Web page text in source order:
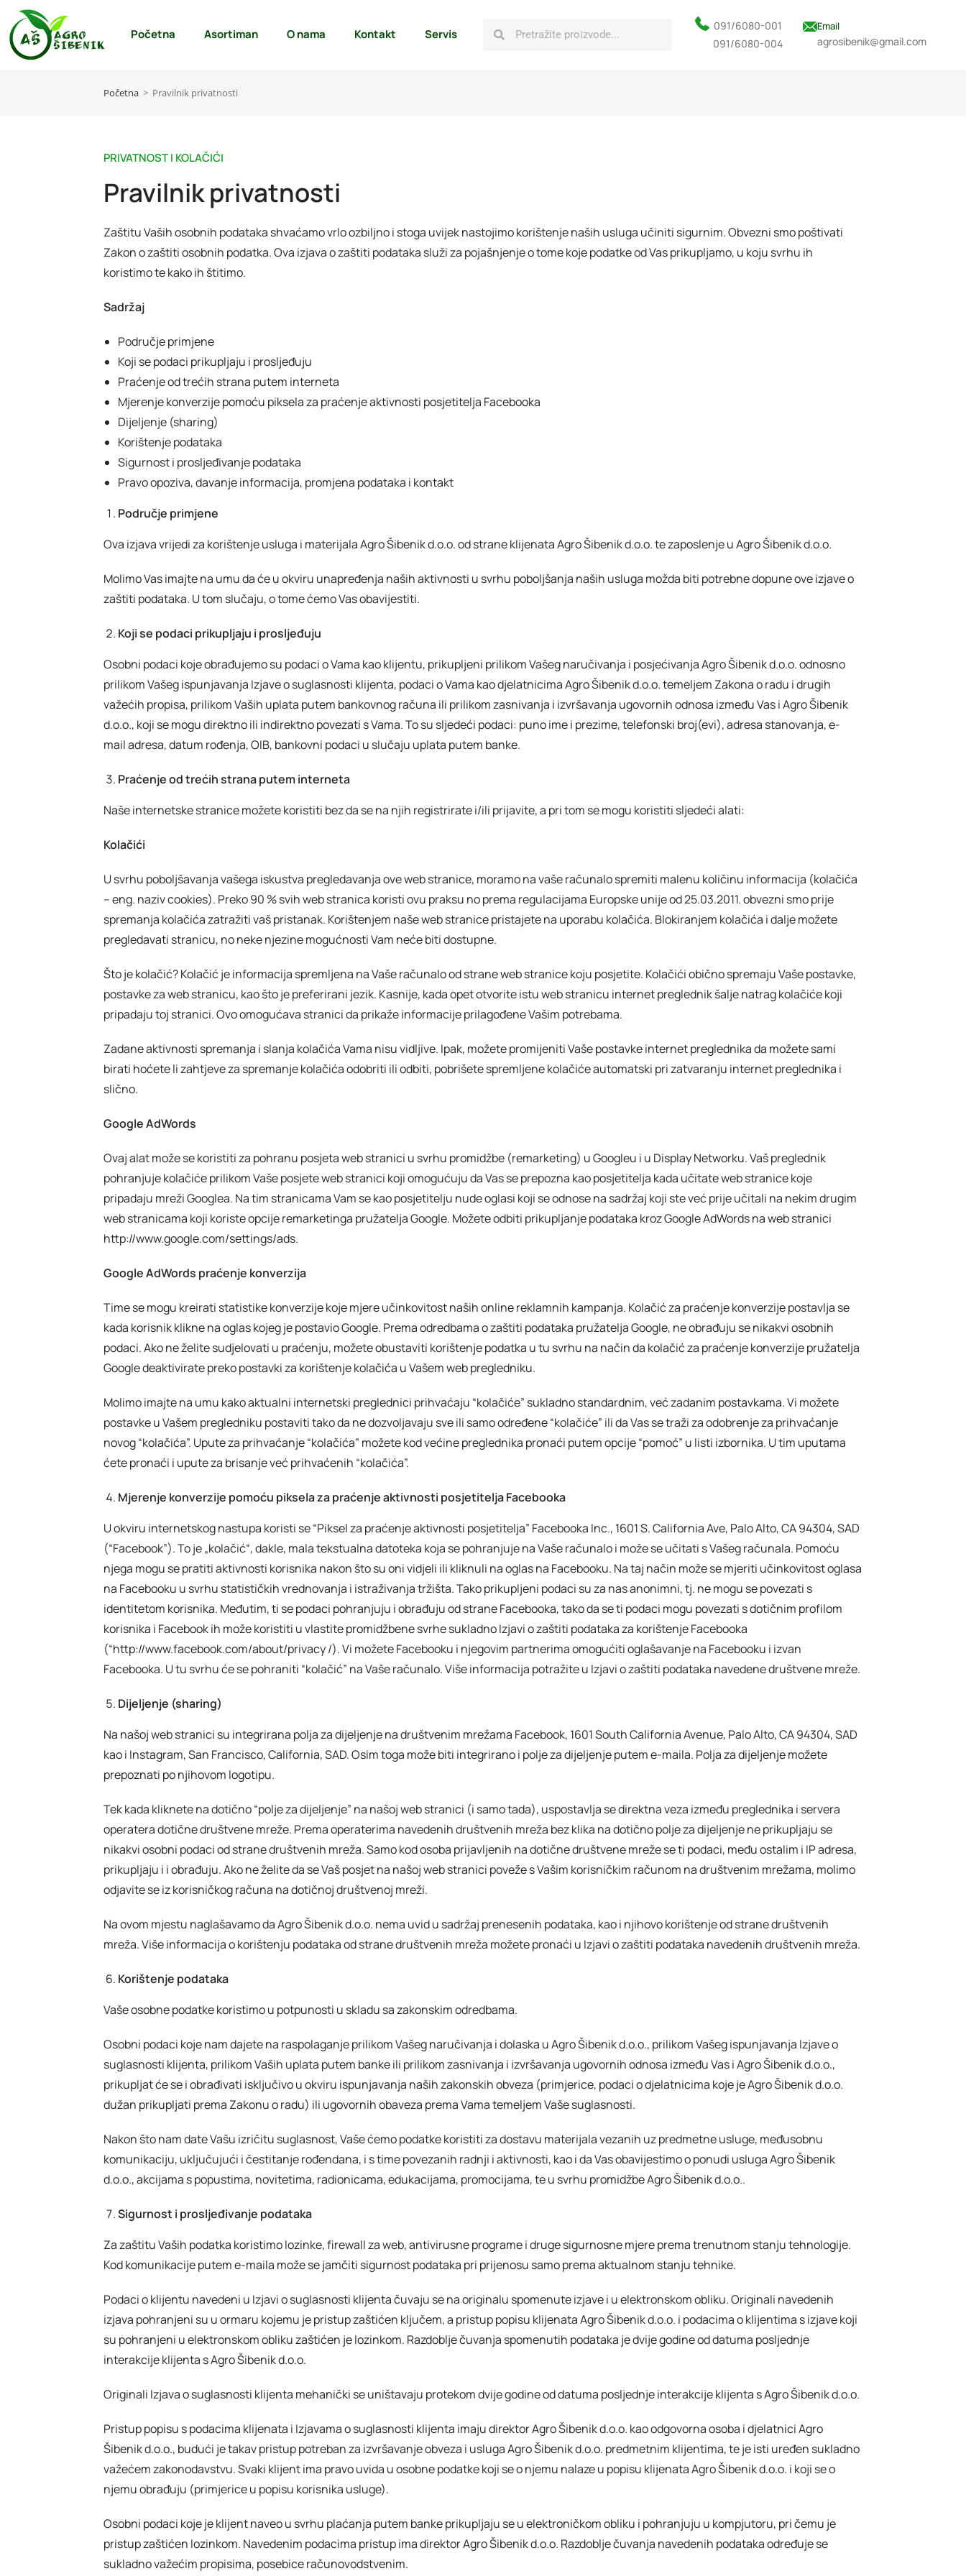
Početna Asortiman O nama Kontakt Servis
091/6080-001
091/6080-004
Email
agrosibenik@gmail.com
Početna > Pravilnik privatnosti
PRIVATNOST I KOLAČIĆI
Pravilnik privatnosti
Zaštitu Vaših osobnih podataka shvaćamo vrlo ozbiljno i stoga uvijek nastojimo korištenje naših usluga učiniti sigurnim. Obvezni smo poštivati
Zakon o zaštiti osobnih podatka. Ova izjava o zaštiti podataka služi za pojašnjenje o tome koje podatke od Vas prikupljamo, u koju svrhu ih
koristimo te kako ih štitimo.
Sadržaj
Područje primjene
Koji se podaci prikupljaju i prosljeđuju
Praćenje od trećih strana putem interneta
Mjerenje konverzije pomoću piksela za praćenje aktivnosti posjetitelja Facebooka
Dijeljenje (sharing)
Korištenje podataka
Sigurnost i prosljeđivanje podataka
Pravo opoziva, davanje informacija, promjena podataka i kontakt
Područje primjene
Ova izjava vrijedi za korištenje usluga i materijala Agro Šibenik d.o.o. od strane klijenata Agro Šibenik d.o.o. te zaposlenje u Agro Šibenik d.o.o.
Molimo Vas imajte na umu da će u okviru unapređenja naših aktivnosti u svrhu poboljšanja naših usluga možda biti potrebne dopune ove izjave o
zaštiti podataka. U tom slučaju, o tome ćemo Vas obavijestiti.
Koji se podaci prikupljaju i prosljeđuju
Osobni podaci koje obrađujemo su podaci o Vama kao klijentu, prikupljeni prilikom Vašeg naručivanja i posjećivanja Agro Šibenik d.o.o. odnosno
prilikom Vašeg ispunjavanja Izjave o suglasnosti klijenta, podaci o Vama kao djelatnicima Agro Šibenik d.o.o. temeljem Zakona o radu i drugih
važećih propisa, prilikom Vaših uplata putem bankovnog računa ili prilikom zasnivanja i izvršavanja ugovornih odnosa između Vas i Agro Šibenik
d.o.o., koji se mogu direktno ili indirektno povezati s Vama. To su sljedeći podaci: puno ime i prezime, telefonski broj(evi), adresa stanovanja, e-
mail adresa, datum rođenja, OIB, bankovni podaci u slučaju uplata putem banke.
Praćenje od trećih strana putem interneta
Naše internetske stranice možete koristiti bez da se na njih registrirate i/ili prijavite, a pri tom se mogu koristiti sljedeći alati:
Kolačići
U svrhu poboljšavanja vašega iskustva pregledavanja ove web stranice, moramo na vaše računalo spremiti malenu količinu informacija (kolačića
– eng. naziv cookies). Preko 90 % svih web stranica koristi ovu praksu no prema regulacijama Europske unije od 25.03.2011. obvezni smo prije
spremanja kolačića zatražiti vaš pristanak. Korištenjem naše web stranice pristajete na uporabu kolačića. Blokiranjem kolačića i dalje možete
pregledavati stranicu, no neke njezine mogućnosti Vam neće biti dostupne.
Što je kolačić? Kolačić je informacija spremljena na Vaše računalo od strane web stranice koju posjetite. Kolačići obično spremaju Vaše postavke,
postavke za web stranicu, kao što je preferirani jezik. Kasnije, kada opet otvorite istu web stranicu internet preglednik šalje natrag kolačiće koji
pripadaju toj stranici. Ovo omogućava stranici da prikaže informacije prilagođene Vašim potrebama.
Zadane aktivnosti spremanja i slanja kolačića Vama nisu vidljive. Ipak, možete promijeniti Vaše postavke internet preglednika da možete sami
birati hoćete li zahtjeve za spremanje kolačića odobriti ili odbiti, pobrišete spremljene kolačiće automatski pri zatvaranju internet preglednika i
slično.
Google AdWords
Ovaj alat može se koristiti za pohranu posjeta web stranici u svrhu promidžbe (remarketing) u Googleu i u Display Networku. Vaš preglednik
pohranjuje kolačiće prilikom Vaše posjete web stranici koji omogućuju da Vas se prepozna kao posjetitelja kada učitate web stranice koje
pripadaju mreži Googlea. Na tim stranicama Vam se kao posjetitelju nude oglasi koji se odnose na sadržaj koji ste već prije učitali na nekim drugim
web stranicama koji koriste opcije remarketinga pružatelja Google. Možete odbiti prikupljanje podataka kroz Google AdWords na web stranici
http://www.google.com/settings/ads.
Google AdWords praćenje konverzija
Time se mogu kreirati statistike konverzije koje mjere učinkovitost naših online reklamnih kampanja. Kolačić za praćenje konverzije postavlja se
kada korisnik klikne na oglas kojeg je postavio Google. Prema odredbama o zaštiti podataka pružatelja Google, ne obrađuju se nikakvi osobnih
podaci. Ako ne želite sudjelovati u praćenju, možete obustaviti korištenje podatka u tu svrhu na način da kolačić za praćenje konverzije pružatelja
Google deaktivirate preko postavki za korištenje kolačića u Vašem web pregledniku.
Molimo imajte na umu kako aktualni internetski preglednici prihvaćaju “kolačiće” sukladno standardnim, već zadanim postavkama. Vi možete
postavke u Vašem pregledniku postaviti tako da ne dozvoljavaju sve ili samo određene “kolačiće” ili da Vas se traži za odobrenje za prihvaćanje
novog “kolačića”. Upute za prihvaćanje “kolačića” možete kod većine preglednika pronaći putem opcije “pomoć” u listi izbornika. U tim uputama
ćete pronaći i upute za brisanje već prihvaćenih “kolačića”.
Mjerenje konverzije pomoću piksela za praćenje aktivnosti posjetitelja Facebooka
U okviru internetskog nastupa koristi se “Piksel za praćenje aktivnosti posjetitelja” Facebooka Inc., 1601 S. California Ave, Palo Alto, CA 94304, SAD
(“Facebook”). To je „kolačić“, dakle, mala tekstualna datoteka koja se pohranjuje na Vaše računalo i može se učitati s Vašeg računala. Pomoću
njega mogu se pratiti aktivnosti korisnika nakon što su oni vidjeli ili kliknuli na oglas na Facebooku. Na taj način može se mjeriti učinkovitost oglasa
na Facebooku u svrhu statističkih vrednovanja i istraživanja tržišta. Tako prikupljeni podaci su za nas anonimni, tj. ne mogu se povezati s
identitetom korisnika. Međutim, ti se podaci pohranjuju i obrađuju od strane Facebooka, tako da se ti podaci mogu povezati s dotičnim profilom
korisnika i Facebook ih može koristiti u vlastite promidžbene svrhe sukladno Izjavi o zaštiti podataka za korištenje Facebooka
(“http://www.facebook.com/about/privacy /). Vi možete Facebooku i njegovim partnerima omogućiti oglašavanje na Facebooku i izvan
Facebooka. U tu svrhu će se pohraniti “kolačić” na Vaše računalo. Više informacija potražite u Izjavi o zaštiti podataka navedene društvene mreže.
Dijeljenje (sharing)
Na našoj web stranici su integrirana polja za dijeljenje na društvenim mrežama Facebook, 1601 South California Avenue, Palo Alto, CA 94304, SAD
kao i Instagram, San Francisco, California, SAD. Osim toga može biti integrirano i polje za dijeljenje putem e-maila. Polja za dijeljenje možete
prepoznati po njihovom logotipu.
Tek kada kliknete na dotično “polje za dijeljenje” na našoj web stranici (i samo tada), uspostavlja se direktna veza između preglednika i servera
operatera dotične društvene mreže. Prema operaterima navedenih društvenih mreža bez klika na dotično polje za dijeljenje ne prikupljaju se
nikakvi osobni podaci od strane društvenih mreža. Samo kod osoba prijavljenih na dotične društvene mreže se ti podaci, među ostalim i IP adresa,
prikupljaju i i obrađuju. Ako ne želite da se Vaš posjet na našoj web stranici poveže s Vašim korisničkim računom na društvenim mrežama, molimo
odjavite se iz korisničkog računa na dotičnoj društvenoj mreži.
Na ovom mjestu naglašavamo da Agro Šibenik d.o.o. nema uvid u sadržaj prenesenih podataka, kao i njihovo korištenje od strane društvenih
mreža. Više informacija o korištenju podataka od strane društvenih mreža možete pronaći u Izjavi o zaštiti podataka navedenih društvenih mreža.
Korištenje podataka
Vaše osobne podatke koristimo u potpunosti u skladu sa zakonskim odredbama.
Osobni podaci koje nam dajete na raspolaganje prilikom Vašeg naručivanja i dolaska u Agro Šibenik d.o.o., prilikom Vašeg ispunjavanja Izjave o
suglasnosti klijenta, prilikom Vaših uplata putem banke ili prilikom zasnivanja i izvršavanja ugovornih odnosa između Vas i Agro Šibenik d.o.o.,
prikupljat će se i obrađivati isključivo u okviru ispunjavanja naših zakonskih obveza (primjerice, podaci o djelatnicima koje je Agro Šibenik d.o.o.
dužan prikupljati prema Zakonu o radu) ili ugovornih obaveza prema Vama temeljem Vaše suglasnosti.
Nakon što nam date Vašu izričitu suglasnost, Vaše ćemo podatke koristiti za dostavu materijala vezanih uz predmetne usluge, međusobnu
komunikaciju, uključujući i čestitanje rođendana, i s time povezanih radnji i aktivnosti, kao i da Vas obavijestimo o ponudi usluga Agro Šibenik
d.o.o., akcijama s popustima, novitetima, radionicama, edukacijama, promocijama, te u svrhu promidžbe Agro Šibenik d.o.o..
Sigurnost i prosljeđivanje podataka
Za zaštitu Vaših podatka koristimo lozinke, firewall za web, antivirusne programe i druge sigurnosne mjere prema trenutnom stanju tehnologije.
Kod komunikacije putem e-maila može se jamčiti sigurnost podataka pri prijenosu samo prema aktualnom stanju tehnike.
Podaci o klijentu navedeni u Izjavi o suglasnosti klijenta čuvaju se na originalu spomenute izjave i u elektronskom obliku. Originali navedenih
izjava pohranjeni su u ormaru kojemu je pristup zaštićen ključem, a pristup popisu klijenata Agro Šibenik d.o.o. i podacima o klijentima s izjave koji
su pohranjeni u elektronskom obliku zaštićen je lozinkom. Razdoblje čuvanja spomenutih podataka je dvije godine od datuma posljednje
interakcije klijenta s Agro Šibenik d.o.o.
Originali Izjava o suglasnosti klijenta mehanički se uništavaju protekom dvije godine od datuma posljednje interakcije klijenta s Agro Šibenik d.o.o.
Pristup popisu s podacima klijenata i Izjavama o suglasnosti klijenta imaju direktor Agro Šibenik d.o.o. kao odgovorna osoba i djelatnici Agro
Šibenik d.o.o., budući je takav pristup potreban za izvršavanje obveza i usluga Agro Šibenik d.o.o. predmetnim klijentima, te je isti uređen sukladno
važećem zakonodavstvu. Svaki klijent ima pravo uvida u osobne podatke koji se o njemu nalaze u popisu klijenata Agro Šibenik d.o.o. i koji se o
njemu obrađuju (primjerice u popisu korisnika usluge).
Osobni podaci koje je klijent naveo u svrhu plaćanja putem banke prikupljaju se u elektroničkom obliku i pohranjuju u kompjutoru, pri čemu je
pristup zaštićen lozinkom. Navedenim podacima pristup ima direktor Agro Šibenik d.o.o. Razdoblje čuvanja navedenih podataka određuje se
sukladno važećim propisima, posebice računovodstvenim.